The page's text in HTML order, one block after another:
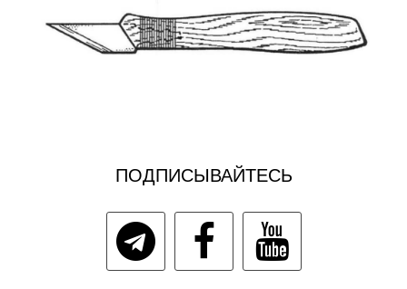
ПОДПИСЫВАЙТЕСЬ